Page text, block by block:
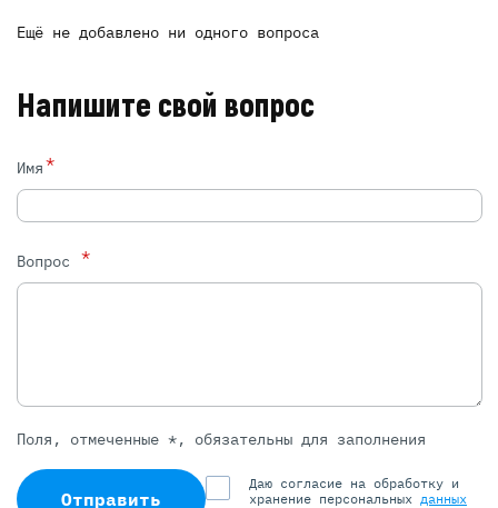
Ещё не добавлено ни одного вопроса
Напишите свой вопрос
Имя*
Вопрос *
Поля, отмеченные *, обязательны для заполнения
Отправить
Даю согласие на обработку и
хранение персональных данных